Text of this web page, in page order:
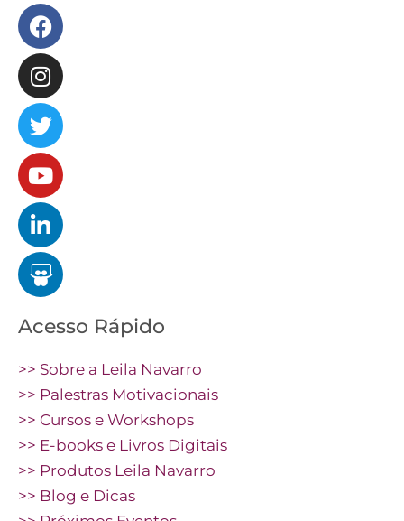
Facebook
Instagram
Twitter
Youtube
Linkedin
Slideshare
Acesso Rápido
>> Sobre a Leila Navarro
>> Palestras Motivacionais
>> Cursos e Workshops
>> E-books e Livros Digitais
>> Produtos Leila Navarro
>> Blog e Dicas